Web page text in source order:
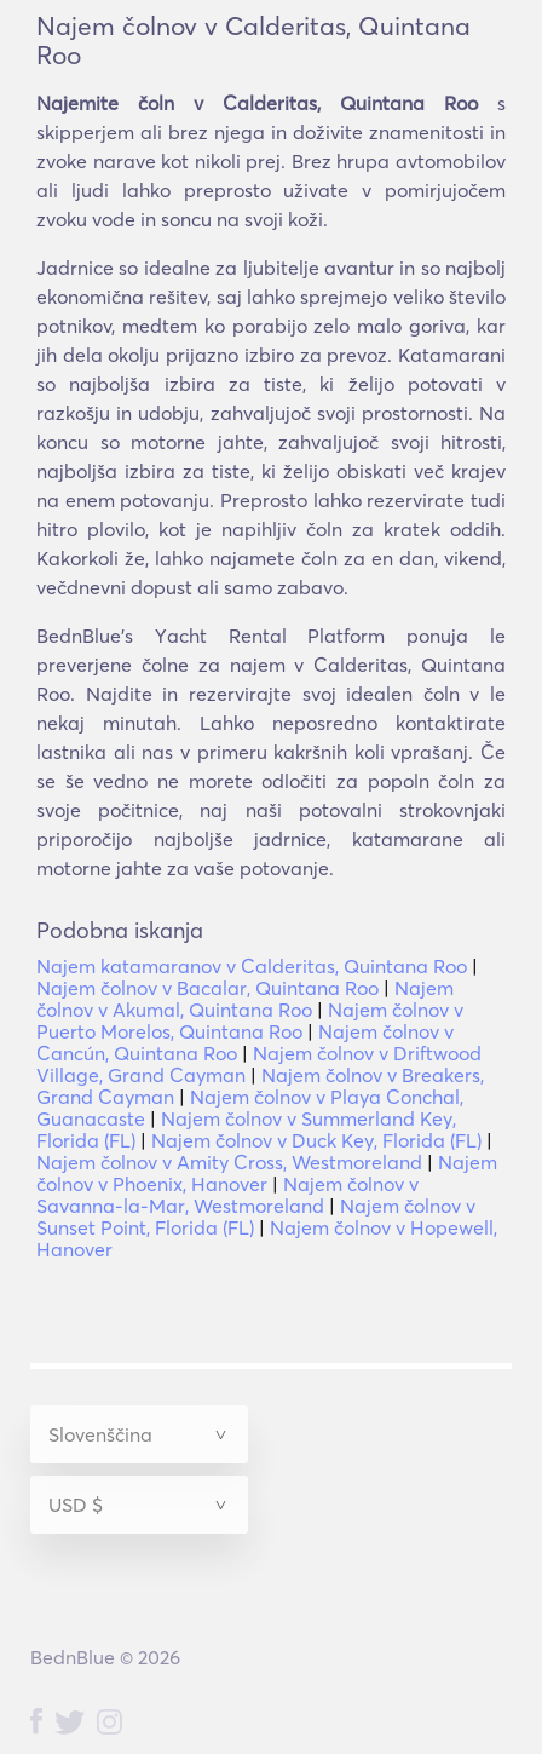
Najem čolnov v Calderitas, Quintana
Roo
Najemite čoln v Calderitas, Quintana Roos
skipperjem ali brez njega in doživite znamenitosti in
zvoke narave kot nikoli prej. Brez hrupa avtomobilov
ali ljudi lahko preprosto uživate v pomirjujočem
zvoku vode in soncu na svoji koži.
Jadrnice so idealne za ljubitelje avantur in so najbolj
ekonomična rešitev, saj lahko sprejmejo veliko število
potnikov, medtem ko porabijo zelo malo goriva, kar
jih dela okolju prijazno izbiro za prevoz. Katamarani
so najboljša izbira za tiste, ki želijo potovati v
razkošju in udobju, zahvaljujoč svoji prostornosti. Na
koncu so motorne jahte, zahvaljujoč svoji hitrosti,
najboljša izbira za tiste, ki želijo obiskati več krajev
na enem potovanju. Preprosto lahko rezervirate tudi
hitro plovilo, kot je napihljiv čoln za kratek oddih.
Kakorkoli že, lahko najamete čoln za en dan, vikend,
večdnevni dopust ali samo zabavo.
BednBlue's Υacht Rental Platform ponuja le
preverjene čolne za najem v Calderitas, Quintana
Roo. Najdite in rezervirajte svoj idealen čoln v le
nekaj minutah. Lahko neposredno kontaktirate
lastnika ali nas v primeru kakršnih koli vprašanj. Če
se še vedno ne morete odločiti za popoln čoln za
svoje počitnice, naj naši potovalni strokovnjaki
priporočijo najboljše jadrnice, katamarane ali
motorne jahte za vaše potovanje.
Podobna iskanja
Najem katamaranov v Calderitas, Quintana Roo |
Najem čolnov v Bacalar, Quintana Roo | Najem
čolnov v Akumal, Quintana Roo | Najem čolnov v
Puerto Morelos, Quintana Roo | Najem čolnov v
Cancún, Quintana Roo | Najem čolnov v Driftwood
Village, Grand Cayman | Najem čolnov v Breakers,
Grand Cayman | Najem čolnov v Playa Conchal,
Guanacaste | Najem čolnov v Summerland Key,
Florida (FL) | Najem čolnov v Duck Key, Florida (FL) |
Najem čolnov v Amity Cross, Westmoreland | Najem
čolnov v Phoenix, Hanover | Najem čolnov v
Savanna-la-Mar, Westmoreland | Najem čolnov v
Sunset Point, Florida (FL) | Najem čolnov v Hopewell,
Hanover
BednBlue © 2026